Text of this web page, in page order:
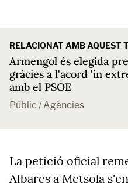
RELACIONAT AMB AQUEST
Armengol és elegida
gràcies a l'acord 'in
amb el PSOE
Públic / Agències
La petició oficial
Albares a Metsola